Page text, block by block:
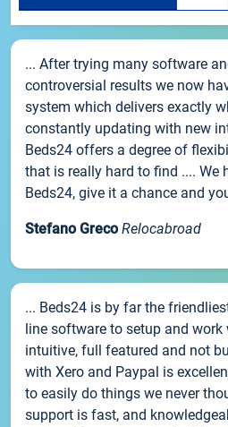
... After trying many software
controversial results we now
system which delivers exactly
constantly updating with new
Beds24 offers a degree of
that is really hard to find .... We
Beds24, give it a chance and
Stefano Greco Relocabroad
... Beds24 is by far the
line software to setup and
intuitive, full featured and not
with Xero and Paypal is
to easily do things we never
support is fast, and